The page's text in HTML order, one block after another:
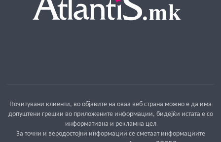
Почитувани клиенти, во објавите на оваа веб страна можно е да има
допуштени грешки во приложените информации, бидејќи истата е со
информативна и рекламна цел
За точни и веродостојни информации се сметаат информациите